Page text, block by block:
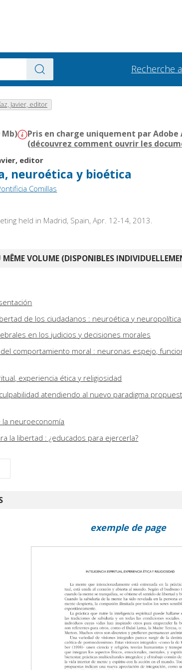
Recherche
Javier, editor
Mb)
Pris en charge uniquement par
(découvrez comment ouvrir les
editor
neuroética y bioética
Comillas
held in Madrid, Spain, Apr. 12-14, 2013.
MÊME VOLUME (DISPONIBLES
de los ciudadanos : neuroética y neuropolítica
en los judicios y decisiones morales
comportamiento moral : neuronas espejo,
experiencia ética y religiosidad
atendiendo al nuevo paradigma
neuroeconomía
la libertad : ¿educados para ejercerla?
exemple de page